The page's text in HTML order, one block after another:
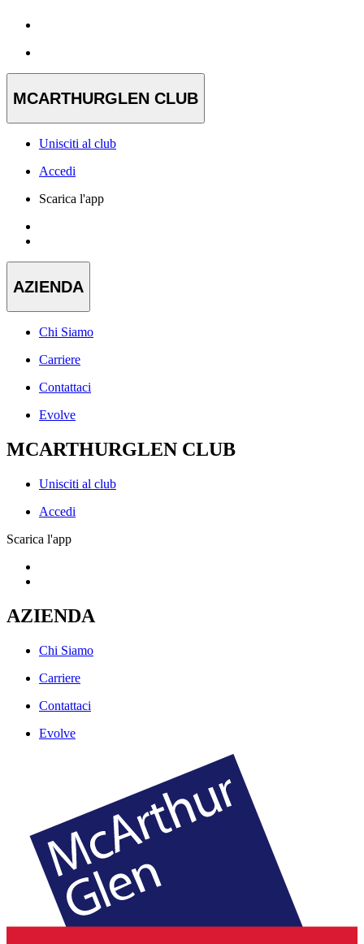
MCARTHURGLEN CLUB
Unisciti al club
Accedi
Scarica l'app
AZIENDA
Chi Siamo
Carriere
Contattaci
Evolve
MCARTHURGLEN CLUB
Unisciti al club
Accedi
Scarica l'app
AZIENDA
Chi Siamo
Carriere
Contattaci
Evolve